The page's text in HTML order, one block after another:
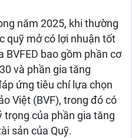
năm 2025, khi thường
quỹ mở có lợi nhuận tốt
bao gồm phần cơ
và phần gia tăng
ứng tiêu chí lựa chọn
Việt (BVF), trong đó có
trọng của phần gia tăng
sản của Quỹ.